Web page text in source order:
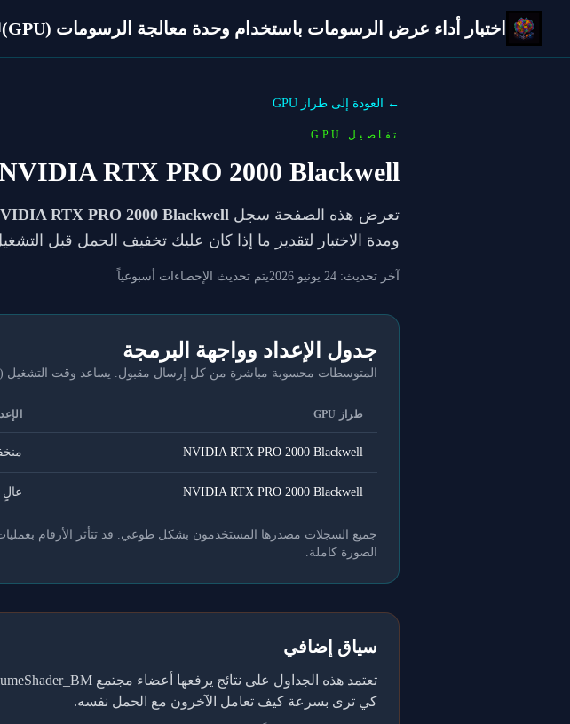
اختبار أداء عرض الرسومات باستخدام وحدة معالجة الرسومات (GPU)
← العودة إلى طراز GPU
تفاصيل GPU
RTX PRO 2000 Blackwell
تعرض هذه الصفحة سجل RTX PRO 2000 Blackwell
ومدة الاختبار لتقدير ما إذا كان عليك تخفيف الحمل قبل
آخر تحديث: 24 يونيو 2026 يتم تحديث الإحصاءات أسبوعياً
جدول الإعداد وواجهة البرمجة
المتوسطات محسوبة مباشرة من كل إرسال مقبول. يساعد وقت التشغيل
طراز GPU
NVIDIA RTX PRO 2000 Blackwell
NVIDIA RTX PRO 2000 Blackwell عالٍ
جميع السجلات مصدرها المستخدمون بشكل طوعي. قد تتأثر الأرقام بعمليات
الصورة كاملة.
سياق إضافي
كي ترى بسرعة كيف تعامل الآخرون مع الحمل نفسه.